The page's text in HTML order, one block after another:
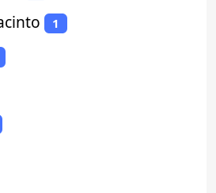
1